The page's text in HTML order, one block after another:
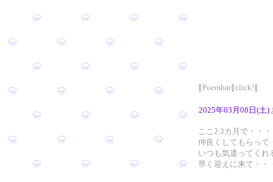
∥Poembar∥click!∥
2025年03月08日(土)
ここ2.3カ月で・・・
仲良くしてもらって
いつも気遣ってくれ
早く迎えに来て・・